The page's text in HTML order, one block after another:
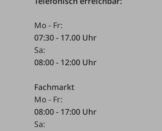
Mo - Fr:
07:30 - 17.00 Uhr
Sa:
08:00 - 12:00 Uhr
Fachmarkt
Mo - Fr:
08:00 - 17:00 Uhr
Sa: